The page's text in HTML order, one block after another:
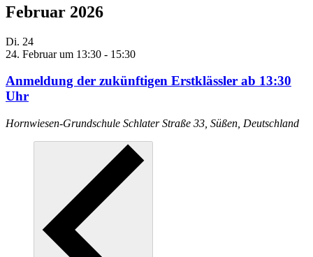
Februar 2026
Di. 24
24. Februar um 13:30 - 15:30
Anmeldung der zukünftigen Erstklässler ab 13:30
Uhr
Hornwiesen-Grundschule Schlater Straße 33, Süßen, Deutschland